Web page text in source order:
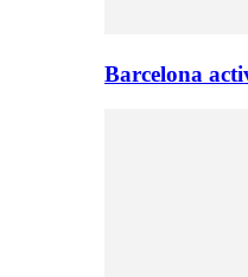
Barcelona